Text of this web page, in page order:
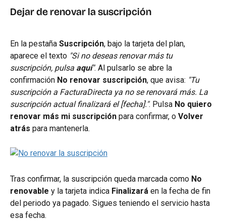
Dejar de renovar la suscripción
En la pestaña Suscripción, bajo la tarjeta del plan,
aparece el texto "Si no deseas renovar más tu
suscripción, pulsa aquí". Al pulsarlo se abre la
confirmación No renovar suscripción, que avisa: "Tu
suscripción a FacturaDirecta ya no se renovará más. La
suscripción actual finalizará el [fecha].". Pulsa No quiero
renovar más mi suscripción para confirmar, o Volver
atrás para mantenerla.
Tras confirmar, la suscripción queda marcada como No
renovable y la tarjeta indica Finalizará en la fecha de fin
del periodo ya pagado. Sigues teniendo el servicio hasta
esa fecha.